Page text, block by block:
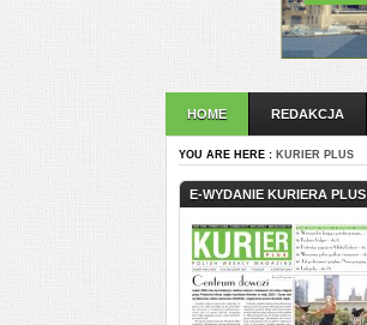
HOME REDAKCJA
YOU ARE HERE : KURIER PLUS
E-WYDANIE KURIERA PLUS